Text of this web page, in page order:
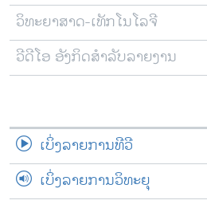
ພາສາຕ່າງໆ
ວິທະຍາສາດ-ເທັກໂນໂລຈີ
ວີດີໂອ ອັງກິດສຳລັບລາຍງານ
ເບິ່ງລາຍການທີວີ
ເບິ່ງລາຍການວິທະຍຸ